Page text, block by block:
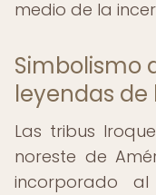
medio de la
Simbolismo
leyendas de
Las tribus
noreste de
incorporado